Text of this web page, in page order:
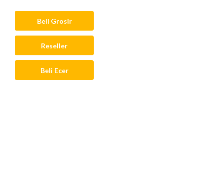
Beli Grosir
Reseller
Beli Ecer